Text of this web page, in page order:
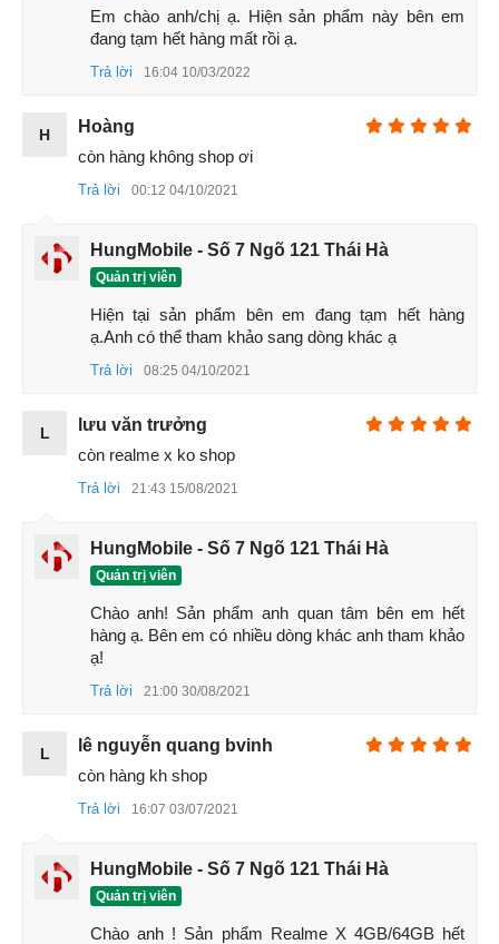
Bộ camera này có một tính năng thông minh đó là sẽ tự rút
vào bên trong máy nếu người dùng đánh rơi thiết bị khi
đang sử dụng.
xước camera khi thò thụ như vậy thì hãng đã trang bị tấm
kính sapphire cao cấp để bảo vệ camera trước của máy.
Chất lượng cho ra từ camera này của máy cũng rất ấn
tượng vớiđộ phân giải16 MP và hứa hẹn sẽ làm hài lòng
cả những người dùng khó tính nhất.
Cảm biến vân tay trên Realme X có thể được thiết lập để
kích hoạt ngay khi người dùng cầm thiết bị lên để sử dụng.
Viên pin trên Realme X có dung lượng 3.765 mAh giúp bạn
Em chào anh/chị ạ. Hiện sản phẩm này bên em
đang tạm hết hàng mất rồi ạ.
Trả lời 16:04 10/03/2022
H
Hoàng
còn hàng không shop ơi
Trả lời 00:12 04/10/2021
HungMobile - Số 7 Ngõ 121 Thái Hà
Quản trị viên
Hiện tại sản phẩm bên em đang tạm hết hàng
ạ.Anh có thể tham khảo sang dòng khác ạ
Trả lời 08:25 04/10/2021
L
lưu văn trưởng
còn realme x ko shop
Trả lời 21:43 15/08/2021
HungMobile - Số 7 Ngõ 121 Thái Hà
Quản trị viên
Chào anh! Sản phẩm anh quan tâm bên em hết
hàng ạ. Bên em có nhiều dòng khác anh tham khảo
ạ!
Trả lời 21:00 30/08/2021
L
lê nguyễn quang bvinh
còn hàng kh shop
Trả lời 16:07 03/07/2021
HungMobile - Số 7 Ngõ 121 Thái Hà
Quản trị viên
Chào anh ! Sản phẩm Realme X 4GB/64GB hết